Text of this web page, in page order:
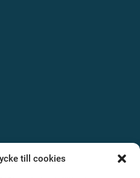
till cookies